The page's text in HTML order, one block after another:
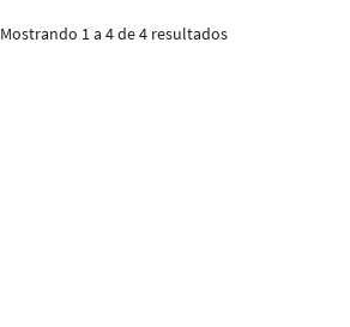
Mostrando 1 a 4 de 4 resultados